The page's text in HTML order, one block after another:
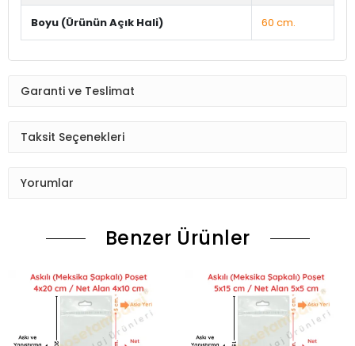
Boyu (Ürünün Açık Hali) 60 cm.
Garanti ve Teslimat
Taksit Seçenekleri
Yorumlar
Benzer Ürünler